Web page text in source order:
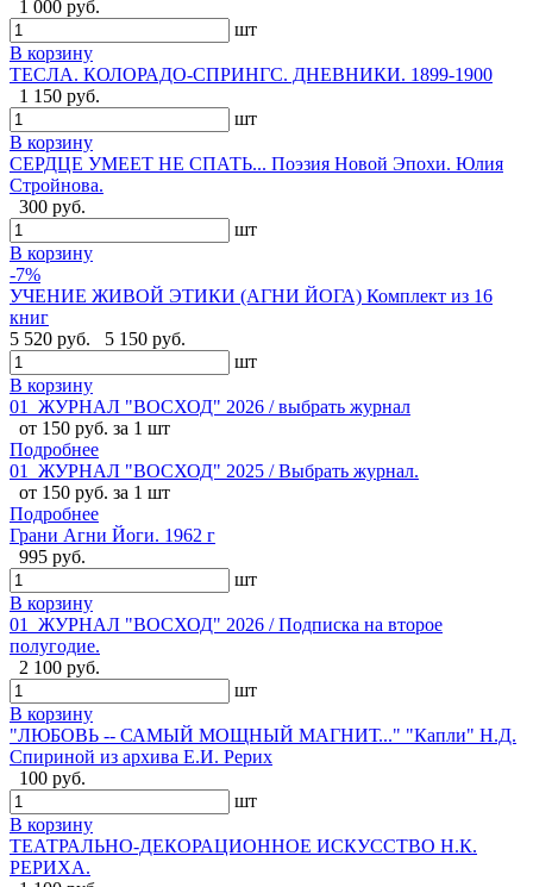
1 000 руб.
шт
В корзину
ТЕСЛА. КОЛОРАДО-СПРИНГС. ДНЕВНИКИ. 1899-1900
1 150 руб.
шт
В корзину
СЕРДЦЕ УМЕЕТ НЕ СПАТЬ... Поэзия Новой Эпохи. Юлия
Стройнова.
300 руб.
шт
В корзину
-7%
УЧЕНИЕ ЖИВОЙ ЭТИКИ (АГНИ ЙОГА) Комплект из 16
книг
5 520 руб.
5 150 руб.
шт
В корзину
01_ЖУРНАЛ "ВОСХОД" 2026 / выбрать журнал
от 150 руб. за 1 шт
Подробнее
01_ЖУРНАЛ "ВОСХОД" 2025 / Выбрать журнал.
от 150 руб. за 1 шт
Подробнее
Грани Агни Йоги. 1962 г
995 руб.
шт
В корзину
01_ЖУРНАЛ "ВОСХОД" 2026 / Подписка на второе
полугодие.
2 100 руб.
шт
В корзину
"ЛЮБОВЬ -- САМЫЙ МОЩНЫЙ МАГНИТ..." "Капли" Н.Д.
Спириной из архива Е.И. Рерих
100 руб.
шт
В корзину
ТЕАТРАЛЬНО-ДЕКОРАЦИОННОЕ ИСКУССТВО Н.К.
РЕРИХА.